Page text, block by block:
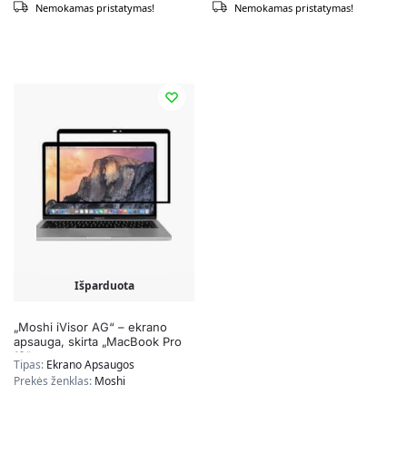
Nemokamas pristatymas! Nemokamas pristatymas!
Išparduota
„Moshi iVisor AG“ – ekrano
apsauga, skirta „MacBook Pro
13“
(2020/2019/2018/2017/2016) /
„MacBook Air 13“ tinklainė
Tipas: Ekrano Apsaugos
Prekės ženklas: Moshi